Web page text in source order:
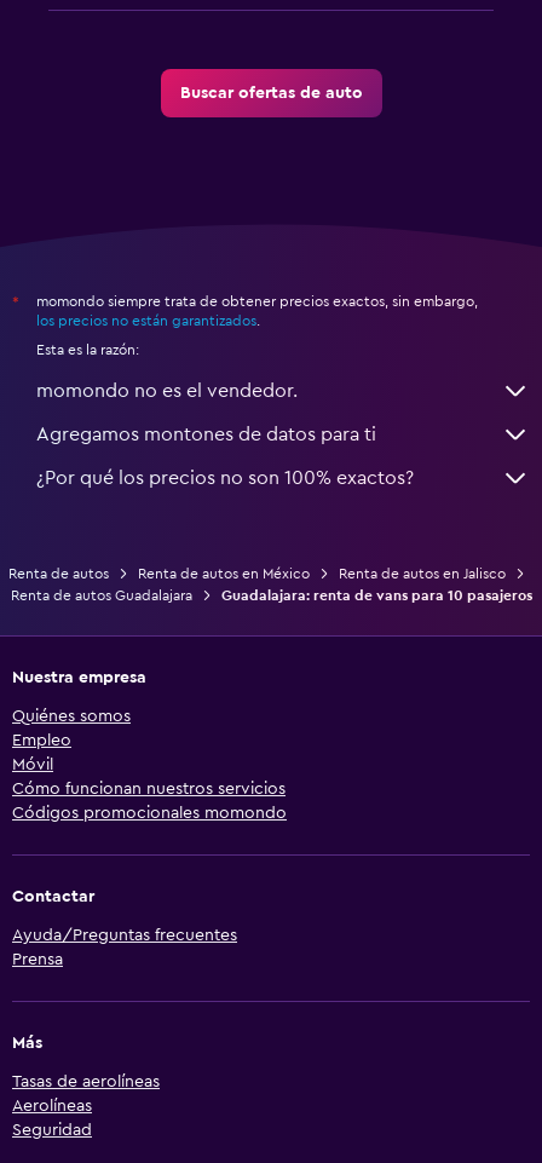
Buscar ofertas de auto
*
momondo siempre trata de obtener precios exactos, sin embargo,
los precios no están garantizados.
Esta es la razón:
momondo no es el vendedor.
Agregamos montones de datos para ti
¿Por qué los precios no son 100% exactos?
Renta de autos Renta de autos en México
Renta de autos en Jalisco
Renta de autos Guadalajara
Guadalajara: renta de vans para 10 pasajeros
Nuestra empresa
Quiénes somos
Empleo
Móvil
Cómo funcionan nuestros servicios
Códigos promocionales momondo
Contactar
Ayuda/Preguntas frecuentes
Prensa
Más
Tasas de aerolíneas
Aerolíneas
Seguridad